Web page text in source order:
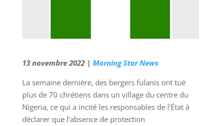
13 novembre 2022 | Morning Star News
La semaine dernière, des bergers fulanis ont tué
plus de 70 chrétiens dans un village du centre du
Nigeria, ce qui a incité les responsables de l’État à
déclarer que l’absence de protection